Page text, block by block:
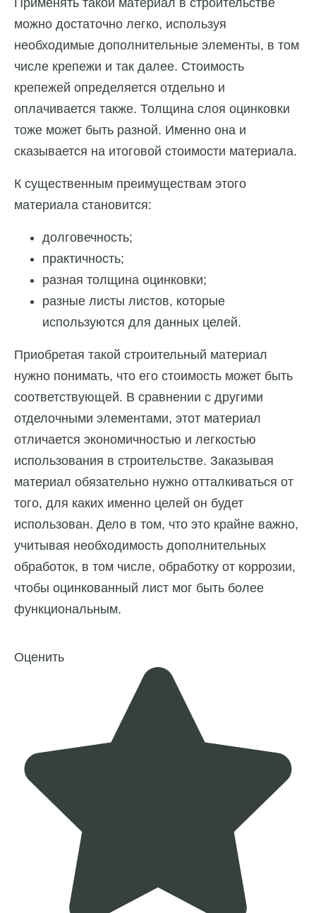
Применять такой материал в строительстве
можно достаточно легко, используя
необходимые дополнительные элементы, в том
числе крепежи и так далее. Стоимость
крепежей определяется отдельно и
оплачивается также. Толщина слоя оцинковки
тоже может быть разной. Именно она и
сказывается на итоговой стоимости материала.
К существенным преимуществам этого
материала становится:
долговечность;
практичность;
разная толщина оцинковки;
разные листы листов, которые
используются для данных целей.
Приобретая такой строительный материал
нужно понимать, что его стоимость может быть
соответствующей. В сравнении с другими
отделочными элементами, этот материал
отличается экономичностью и легкостью
использования в строительстве. Заказывая
материал обязательно нужно отталкиваться от
того, для каких именно целей он будет
использован. Дело в том, что это крайне важно,
учитывая необходимость дополнительных
обработок, в том числе, обработку от коррозии,
чтобы оцинкованный лист мог быть более
функциональным.
Оценить